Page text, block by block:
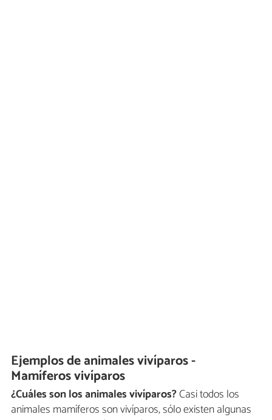
Ejemplos de animales vivíparos -
Mamíferos vivíparos
¿Cuáles son los animales vivíparos?Casi todos los
animales mamíferos son vivíparos, sólo existen algunas